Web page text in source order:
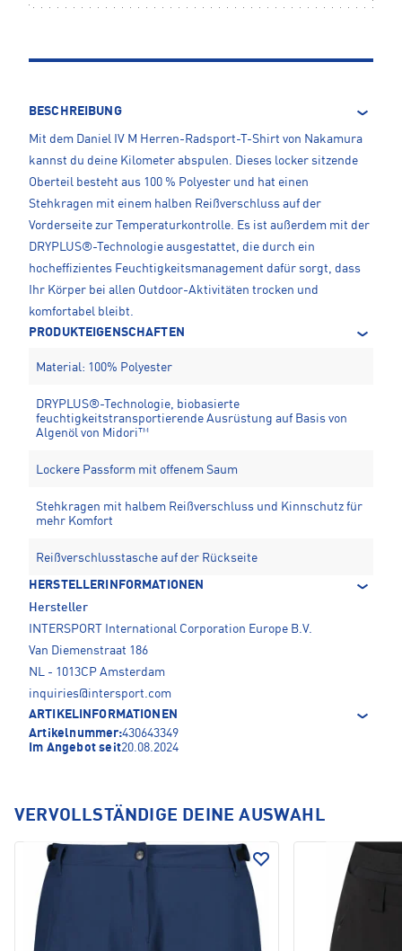
BESCHREIBUNG
Mit dem Daniel IV M Herren-Radsport-T-Shirt von Nakamura
kannst du deine Kilometer abspulen. Dieses locker sitzende
Oberteil besteht aus 100 % Polyester und hat einen
Stehkragen mit einem halben Reißverschluss auf der
Vorderseite zur Temperaturkontrolle. Es ist außerdem mit der
DRYPLUS®-Technologie ausgestattet, die durch ein
hocheffizientes Feuchtigkeitsmanagement dafür sorgt, dass
Ihr Körper bei allen Outdoor-Aktivitäten trocken und
komfortabel bleibt.
PRODUKTEIGENSCHAFTEN
Material: 100% Polyester
DRYPLUS®-Technologie, biobasierte
feuchtigkeitstransportierende Ausrüstung auf Basis von
Algenöl von Midori™
Lockere Passform mit offenem Saum
Stehkragen mit halbem Reißverschluss und Kinnschutz für
mehr Komfort
Reißverschlusstasche auf der Rückseite
HERSTELLERINFORMATIONEN
Hersteller
INTERSPORT International Corporation Europe B.V.
Van Diemenstraat 186
NL - 1013CP Amsterdam
inquiries@intersport.com
ARTIKELINFORMATIONEN
Artikelnummer:430643349
Im Angebot seit20.08.2024
VERVOLLSTÄNDIGE DEINE AUSWAHL